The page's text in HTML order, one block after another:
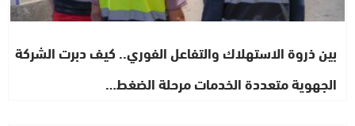
بين ذروة الاستهلاك والتفاعل الفوري.. كيف دبرت الشركة
الجهوية متعددة الخدمات مرحلة الضغط…